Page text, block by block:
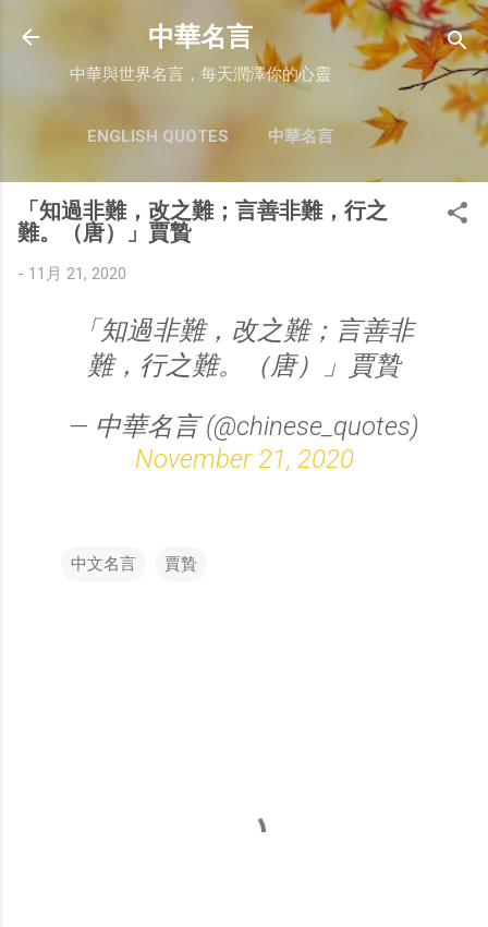
跳至主要內容
中華名言
中華與世界名言，每天潤澤你的心靈
ENGLISH QUOTES 中華名言
「知過非難，改之難；言善非難，行之
難。（唐）」賈贄
- 11月 21, 2020
「知過非難，改之難；言善非
難，行之難。（唐）」賈贄
— 中華名言 (@chinese_quotes)
November 21, 2020
中文名言 賈贄